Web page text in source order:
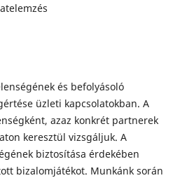
és befolyásoló
üzleti kapcsolatokban. A
azaz konkrét partnerek
keresztül vizsgáljuk. A
biztosítása érdekében
bizalomjátékot. Munkánk során